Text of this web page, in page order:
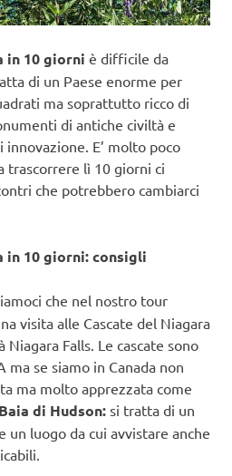
in 10 giorni è difficile da
di un Paese enorme per
ma soprattutto ricco di
di antiche civiltà e
E’ molto poco
trascorrere lì 10 giorni ci
che potrebbero cambiarci
in 10 giorni: consigli
che nel nostro tour
visita alle Cascate del Niagara
Falls. Le cascate sono
ma se siamo in Canada non
ma molto apprezzata come
Baia di Hudson: si tratta di un
un luogo da cui avvistare anche